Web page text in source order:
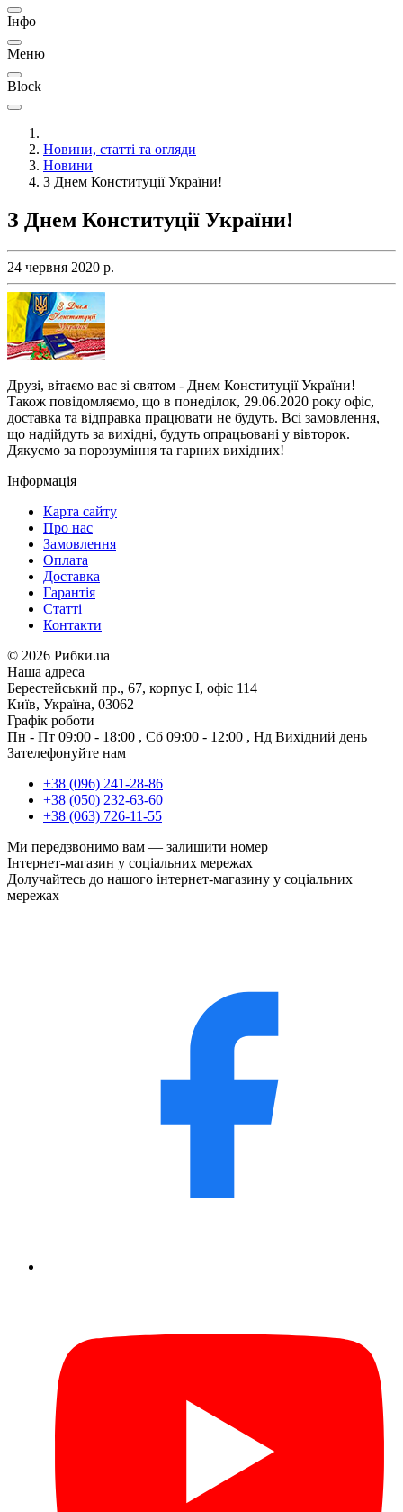
Інфо
Меню
Block
Новини, статті та огляди
Новини
З Днем Конституції України!
З Днем Конституції України!
24 червня 2020 р.
Друзі, вітаємо вас зі святом - Днем Конституції України!
Також повідомляємо, що в понеділок, 29.06.2020 року офіс,
доставка та відправка працювати не будуть. Всі замовлення,
що надійдуть за вихідні, будуть опрацьовані у вівторок.
Дякуємо за порозуміння та гарних вихідних!
Інформація
Карта сайту
Про нас
Замовлення
Оплата
Доставка
Гарантія
Статті
Контакти
© 2026 Рибки.ua
Наша адреса
Берестейський пр., 67, корпус І, офіс 114
Київ, Україна, 03062
Графік роботи
Пн - Пт 09:00 - 18:00 , Сб 09:00 - 12:00 , Нд Вихідний день
Зателефонуйте нам
+38 (096) 241-28-86
+38 (050) 232-63-60
+38 (063) 726-11-55
Ми передзвонимо вам — залишити номер
Інтернет-магазин у соціальних мережах
Долучайтесь до нашого інтернет-магазину у соціальних
мережах